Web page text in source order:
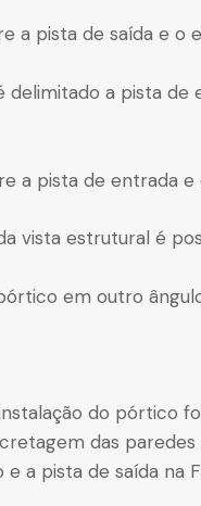
a pista de saída e o
delimitado a pista
a pista de entrada
vista estrutural é
em outro
do pórtico
das
a pista de saída na